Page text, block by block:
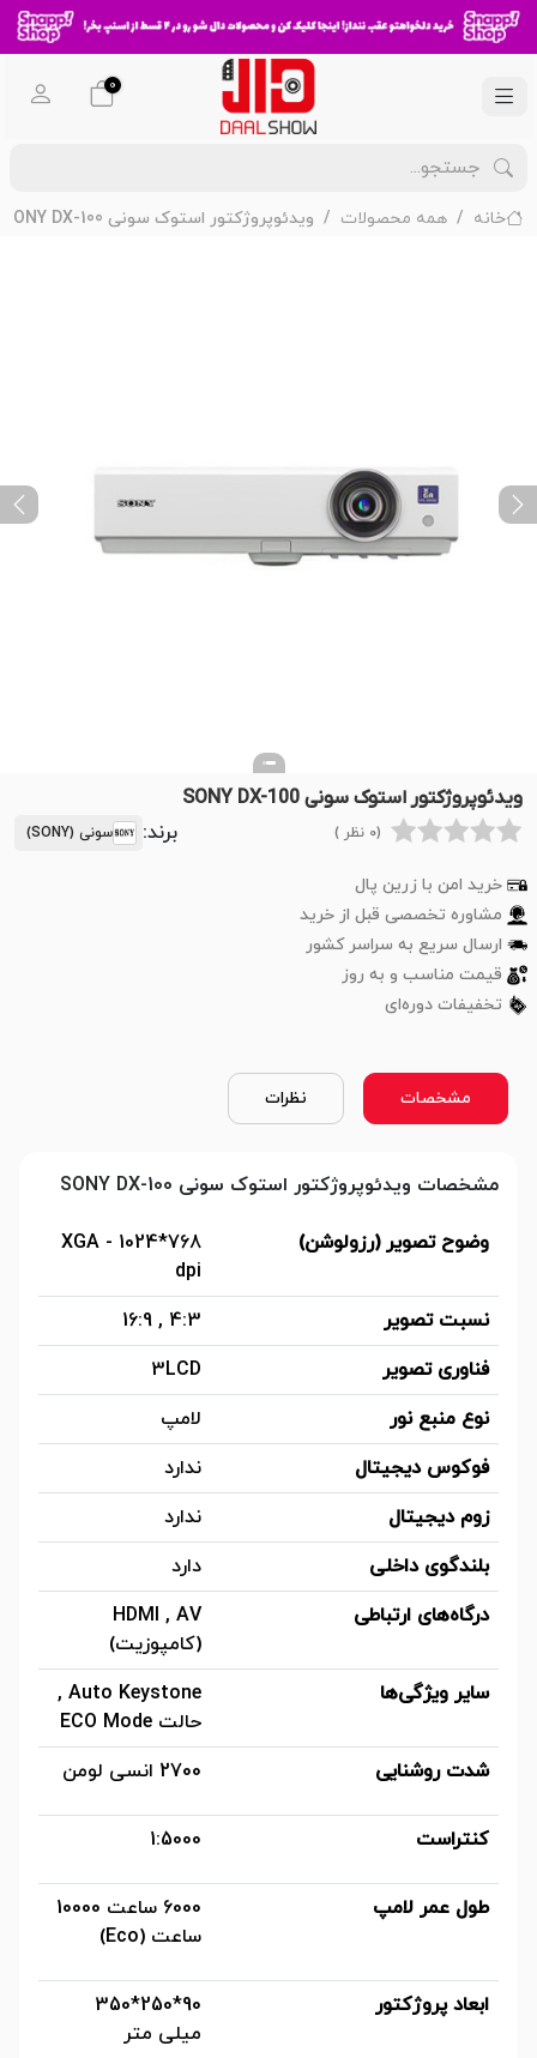
0
خانه همه محصولات ویدئوپروژکتور استوک سونی SONY DX-100
Previous
ویدئوپروژکتور استوک سونی SONY DX-100
(0 نظر ) برند: سونی (SONY)
خرید امن با زرین پال
مشاوره تخصصی قبل از خرید
ارسال سریع به سراسر کشور
قیمت مناسب و به روز
تخفیفات دوره‌ای
مشخصات نظرات
مشخصات ویدئوپروژکتور استوک سونی SONY DX-100
وضوح تصویر (رزولوشن)
XGA - 1024*768
dpi
نسبت تصویر
4:3 , 16:9
فناوری تصویر
3LCD
نوع منبع نور
لامپ
فوکوس دیجیتال
ندارد
زوم دیجیتال
ندارد
بلندگوی داخلی
دارد
درگاه‌های ارتباطی
HDMI , AV
(کامپوزیت)
سایر ویژگی‌ها
Auto Keystone ,
حالت ECO Mode
شدت روشنایی
2700 انسی لومن
کنتراست 1:5000
طول عمر لامپ
6000 ساعت 10000
ساعت (Eco)
ابعاد پروژکتور
90*250*350
میلی متر